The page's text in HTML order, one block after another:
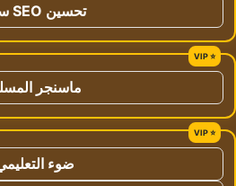
تحسين SEO سلة
ماسنجر
ضوء